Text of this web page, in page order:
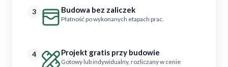
3 Budowa bez zaliczek
Płatność po wykonanych etapach prac.
4 Projekt gratis przy budowie
Gotowy lub indywidualny, rozliczany w cenie